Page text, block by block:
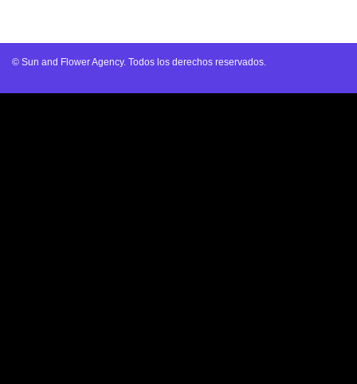
© Sun and Flower Agency. Todos los derechos reservados.